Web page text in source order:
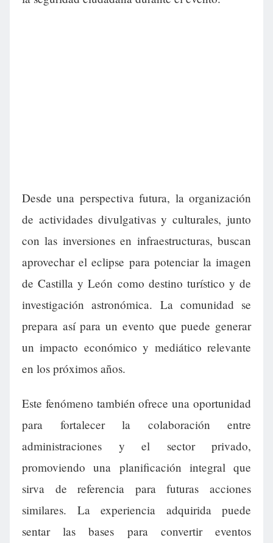
Desde una perspectiva futura, la organización
de actividades divulgativas y culturales, junto
con las inversiones en infraestructuras, buscan
aprovechar el eclipse para potenciar la imagen
de Castilla y León como destino turístico y de
investigación astronómica. La comunidad se
prepara así para un evento que puede generar
un impacto económico y mediático relevante
en los próximos años.
Este fenómeno también ofrece una oportunidad
para fortalecer la colaboración entre
administraciones y el sector privado,
promoviendo una planificación integral que
sirva de referencia para futuras acciones
similares. La experiencia adquirida puede
sentar las bases para convertir eventos